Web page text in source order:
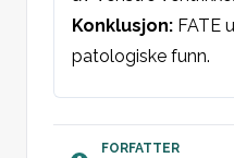
Konklusjon: FATE
patologiske funn.
FORFATTER